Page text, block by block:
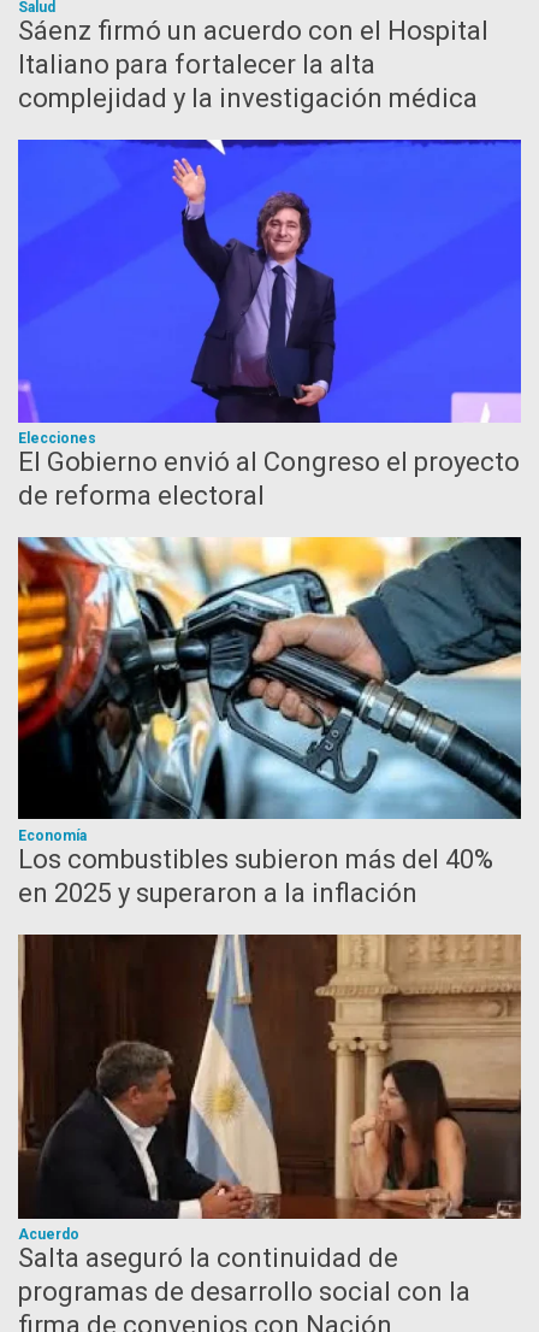
Salud
Sáenz firmó un acuerdo con el Hospital
Italiano para fortalecer la alta
complejidad y la investigación médica
Elecciones
El Gobierno envió al Congreso el proyecto
de reforma electoral
Economía
Los combustibles subieron más del 40%
en 2025 y superaron a la inflación
Acuerdo
Salta aseguró la continuidad de
programas de desarrollo social con la
firma de convenios con Nación